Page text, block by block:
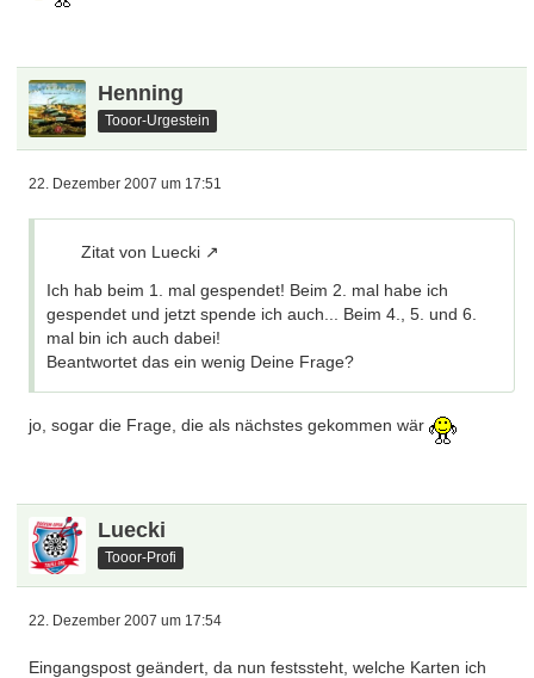
Henning
Tooor-Urgestein
22. Dezember 2007 um 17:51
Zitat von Luecki
Ich hab beim 1. mal gespendet! Beim 2. mal habe ich
gespendet und jetzt spende ich auch... Beim 4., 5. und 6.
mal bin ich auch dabei!
Beantwortet das ein wenig Deine Frage?
jo, sogar die Frage, die als nächstes gekommen wär
Luecki
Tooor-Profi
22. Dezember 2007 um 17:54
Eingangspost geändert, da nun festssteht, welche Karten ich